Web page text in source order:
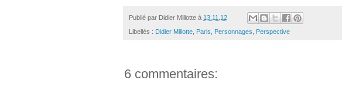
Publié par Didier Millotte à 13.11.12
Libellés : Didier Millotte Paris Personnages Perspective
6 commentaires: